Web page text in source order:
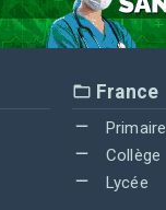
France
Primaire
Collège
Lycée